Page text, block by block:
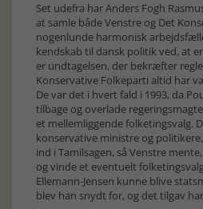
Set udefra har Anders Fogh
at samle både Venstre og Det
nogenlunde harmonisk
kendskab til dansk politik ved, at
er undtagelsen, der bekræfter
Konservative Folkeparti altid har
De var det i hvert fald i 1993, da
tilbage og overlade
et mellemliggende folketingsvalg.
konservative ministre og
ind i Tamilsagen, så Venstre
og vinde et eventuelt
Ellemann-Jensen kunne blive
blev han snydt for, og det tilgav